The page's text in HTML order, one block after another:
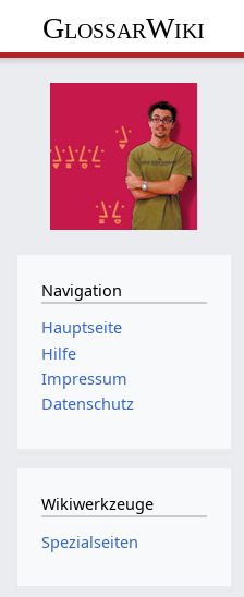
GlossarWiki
Navigation
Hauptseite
Hilfe
Impressum
Datenschutz
Wikiwerkzeuge
Spezialseiten